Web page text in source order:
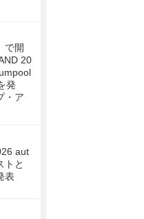
で開
20
発
・ア
aut
トと
表